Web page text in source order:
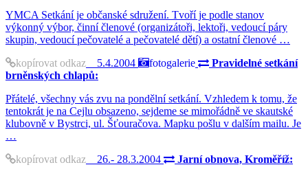
YMCA Setkání je občanské sdružení. Tvoří je podle stanov
výkonný výbor, činní členové (organizátoři, lektoři, vedoucí páry
skupin, vedoucí pečovatelé a pečovatelé dětí) a ostatní členové …
kopírovat odkaz 5.4.2004 fotogalerie
Pravidelné setkání
brněnských chlapů:
Přátelé, všechny vás zvu na pondělní setkání. Vzhledem k tomu, že
tentokrát je na Cejlu obsazeno, sejdeme se mimořádně ve skautské
klubovně v Bystrci, ul. Šťouračova. Mapku pošlu v dalším mailu. Je
…
kopírovat odkaz 26.- 28.3.2004
Jarní obnova, Kroměříž: